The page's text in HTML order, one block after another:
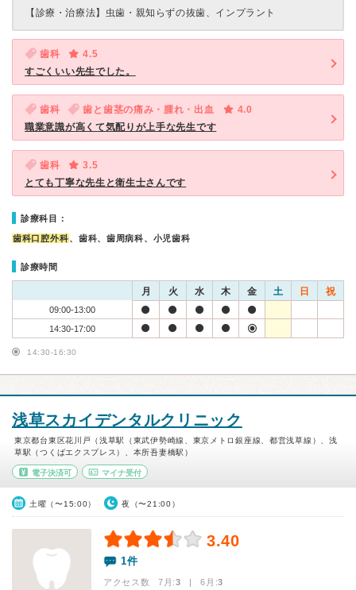
【診療・治療法】 虫歯・親知らずの抜歯、インプラント
歯科
4.5
すごくいい先生でした。
歯科 歯と歯茎の痛み・腫れ・出血
4.0
職業意識が高くて気配りが上手な先生です
歯科
3.5
とても丁寧な先生と衛生士さんです
診療科目：
歯科口腔外科、歯科、歯周病科、小児歯科
診療時間
月 火 水 木 金 土 日 祝
09:00-13:00
14:30-17:00
14:30-16:30
浅草スカイデンタルクリニック
東京都台東区花川戸（浅草駅（東武伊勢崎線、東京メトロ銀座線、都営浅草線）、浅
草駅（つくばエクスプレス）、本所吾妻橋駅）
電子決済可 マイナ受付
土曜（〜15:00） 夜（〜21:00）
3.40
1件
アクセス数 7月:3 | 6月:3